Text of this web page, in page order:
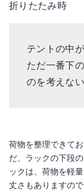
折りたたみ時
テントの中
ただ一番下
のを考えな
荷物を整理できて
だ、ラックの下段
ックは、荷物を軽
丈さもありますの